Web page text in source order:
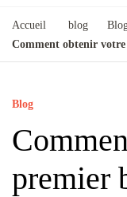
Accueil blog
Comment obtenir
Blog
premier